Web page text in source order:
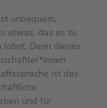
unbequem,
etwas, das es zu
lohnt. Denn dieses
ist das
und für